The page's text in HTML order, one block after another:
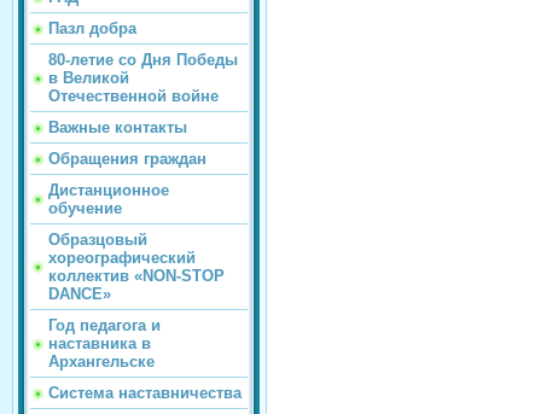
Пазл добра
80-летие со Дня Победы
в Великой
Отечественной войне
Важные контакты
Обращения граждан
Дистанционное
обучение
Образцовый
хореографический
коллектив «NON-STOP
DANCE»
Год педагога и
наставника в
Архангельске
Система наставничества